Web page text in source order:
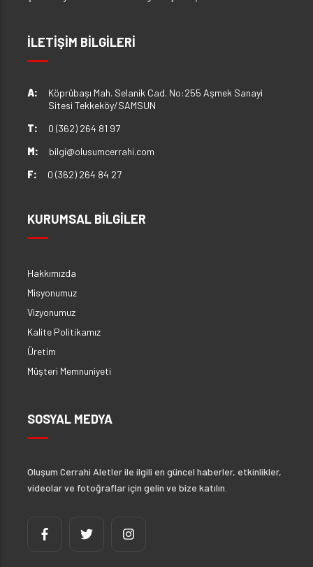
İLETİŞİM BİLGİLERİ
A:
Köprübaşı Mah. Selanik Cad. No:255 Aşmek Sanayi
Sitesi Tekkeköy/SAMSUN
T:
0 (362) 264 81 97
M:
bilgi@olusumcerrahi.com
F:
0 (362) 264 84 27
KURUMSAL BİLGİLER
Hakkımızda
Misyonumuz
Vizyonumuz
Kalite Politikamız
Üretim
Müşteri Memnuniyeti
SOSYAL MEDYA
Oluşum Cerrahi Aletler ile ilgili en güncel haberler, etkinlikler,
videolar ve fotoğraflar için gelin ve bize katılın.